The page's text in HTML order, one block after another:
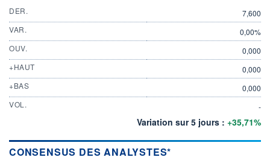
DER.
7,600
VAR.
0,00%
OUV.
0,000
+HAUT
0,000
+BAS
0,000
VOL.
-
Variation sur 5 jours : +35,71%
CONSENSUS DES ANALYSTES*